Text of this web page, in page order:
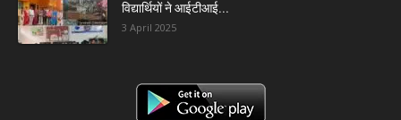
विद्यार्थियों ने आईटीआई...
3 April 2025